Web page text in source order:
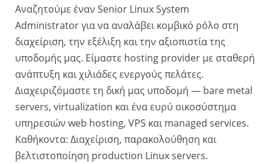
Αναζητούμε έναν Senior Linux System
Administrator για να αναλάβει κομβικό ρόλο στη
διαχείριση, την εξέλιξη και την αξιοπιστία της
υποδομής μας. Είμαστε hosting provider με σταθερή
ανάπτυξη και χιλιάδες ενεργούς πελάτες.
Διαχειριζόμαστε τη δική μας υποδομή — bare metal
servers, virtualization και ένα ευρύ οικοσύστημα
υπηρεσιών web hosting, VPS και managed services.
Καθήκοντα: Διαχείριση, παρακολούθηση και
βελτιστοποίηση production Linux servers.